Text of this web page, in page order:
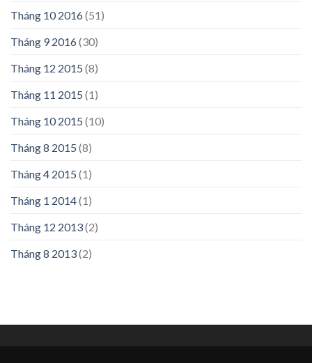
Tháng 10 2016(51)
Tháng 9 2016(30)
Tháng 12 2015 (8)
Tháng 11 2015 (1)
Tháng 10 2015 (10)
Tháng 8 2015 (8)
Tháng 4 2015 (1)
Tháng 1 2014(1)
Tháng 12 2013(2)
Tháng 8 2013(2)